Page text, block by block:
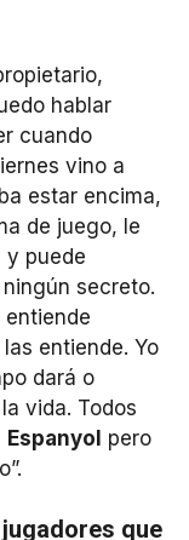
hablar
cuando
vino a
estar encima,
de juego, le
y puede
secreto.
entiende. Yo
dará o
vida. Todos
Espanyol pero
que